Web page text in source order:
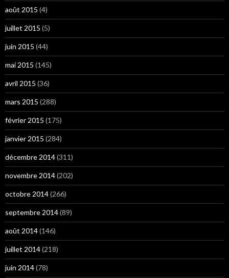
août 2015 (4)
juillet 2015 (5)
juin 2015 (44)
mai 2015 (145)
avril 2015 (36)
mars 2015 (288)
février 2015 (175)
janvier 2015 (284)
décembre 2014(311)
novembre 2014(202)
octobre 2014(266)
septembre 2014(89)
août 2014(146)
juillet 2014(218)
juin 2014(78)